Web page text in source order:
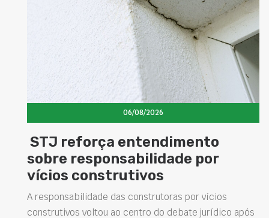
entendimento
por
das construtoras por vícios
ao centro do debate jurídico após
elevam
Projetar